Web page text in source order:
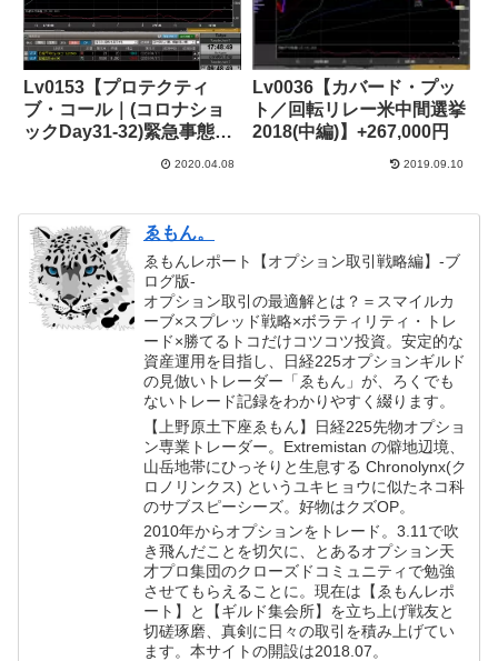
Lv0153【プロテクティ
ブ・コール｜(コロナショ
ックDay31-32)緊急事態宣
2020.04.08
Lv0036【カバード・プッ
ト／回転リレー米中間選挙
2018(中編)】+267,000円
2019.09.10
ゑもん。
ゑもんレポート【オプション取引戦略編】-ブ
ログ版-
オプション取引の最適解とは？＝スマイルカ
ーブ×スプレッド戦略×ボラティリティ・トレ
ード×勝てるトコだけコツコツ投資。安定的な
資産運用を目指し、日経225オプションギルド
の見倣いトレーダー「ゑもん」が、ろくでも
ないトレード記録をわかりやすく綴ります。
【上野原土下座ゑもん】日経225先物オプショ
ン専業トレーダー。Extremistan の僻地辺境、
山岳地帯にひっそりと生息する Chronolynx(ク
ロノリンクス) というユキヒョウに似たネコ科
のサブスピーシーズ。好物はクズOP。
2010年からオプションをトレード。3.11で吹
き飛んだことを切欠に、とあるオプション天
才プロ集団のクローズドコミュニティで勉強
させてもらえることに。現在は【ゑもんレポ
ート】と【ギルド集会所】を立ち上げ戦友と
切磋琢磨、真剣に日々の取引を積み上げてい
ます。本サイトの開設は2018.07。